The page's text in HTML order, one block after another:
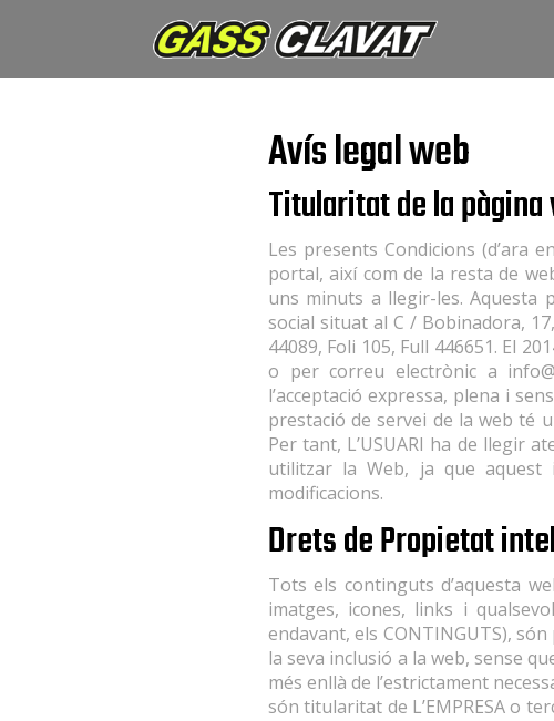
Avís legal web
Titularitat de la
Les presents Condicions (d’ara
portal, així com de la resta de
uns minuts a llegir-les. Aquesta
social situat al C / Bobinadora,
44089, Foli 105, Full 446651. El
o per correu electrònic a
l’acceptació expressa, plena i
prestació de servei de la web té
Per tant, L’USUARI ha de llegir
utilitzar la Web, ja que aquest
modificacions.
Drets de Propietat
Tots els continguts d’aquesta
imatges, icones, links i
endavant, els CONTINGUTS),
la seva inclusió a la web, sense
més enllà de l’estrictament
són titularitat de L’EMPRESA o